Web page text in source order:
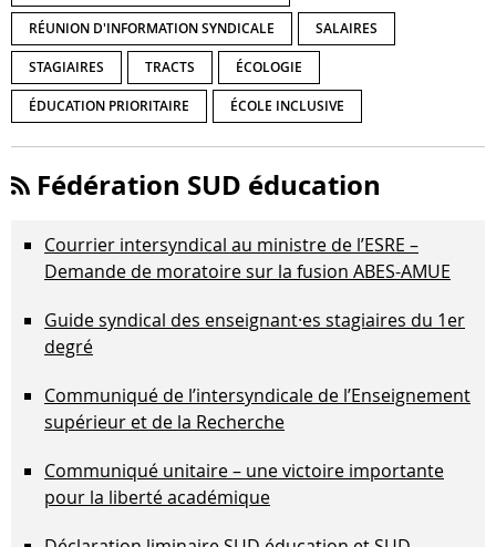
RÉUNION D'INFORMATION SYNDICALE SALAIRES
STAGIAIRES TRACTS ÉCOLOGIE
ÉDUCATION PRIORITAIRE ÉCOLE INCLUSIVE
Fédération SUD éducation
Courrier intersyndical au ministre de l’ESRE –
Demande de moratoire sur la fusion ABES-AMUE
Guide syndical des enseignant·es stagiaires du 1er
degré
Communiqué de l’intersyndicale de l’Enseignement
supérieur et de la Recherche
Communiqué unitaire – une victoire importante
pour la liberté académique